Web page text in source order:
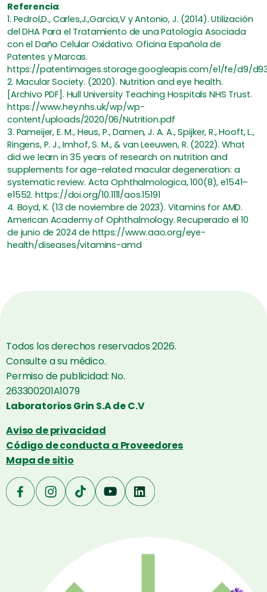
Referencia:
1. Pedrol,D., Carles,J.,Garcia,V y Antonio, J. (2014). Utilización
del DHA Para el Tratamiento de una Patología Asociada
con el Daño Celular Oxidativo. Oficina Española de
Patentes y Marcas.
https://patentimages.storage.googleapis.com/e1/fe/d9/
2. Macular Society. (2020). Nutrition and eye health.
[Archivo PDF]. Hull University Teaching Hospitals NHS Trust.
https://www.hey.nhs.uk/wp/wp-
content/uploads/2020/06/Nutrition.pdf
3. Pameijer, E. M., Heus, P., Damen, J. A. A., Spijker, R., Hooft, L.,
Ringens, P. J., Imhof, S. M., & van Leeuwen, R. (2022). What
did we learn in 35 years of research on nutrition and
supplements for age-related macular degeneration: a
systematic review. Acta Ophthalmologica, 100(8), e1541–
e1552. https://doi.org/10.1111/aos.15191
4. Boyd, K. (13 de noviembre de 2023). Vitamins for AMD.
American Academy of Ophthalmology. Recuperado el 10
de junio de 2024 de https://www.aao.org/eye-
health/diseases/vitamins-amd
Todos los derechos reservados 2026.
Consulte a su médico.
Permiso de publicidad: No.
263300201A1079
Laboratorios Grin S.A de C.V
Aviso de privacidad
Código de conducta a Proveedores
Mapa de sitio